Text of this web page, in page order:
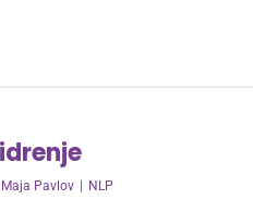
Maja Pavlov NLP